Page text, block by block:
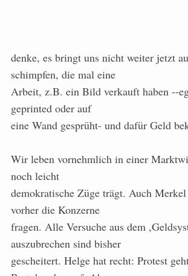
denke, es bringt uns nicht weiter jetzt
schimpfen, die mal eine
Arbeit, z.B. ein Bild verkauft haben --
geprinted oder auf
eine Wand gesprüht- und dafür Geld
Wir leben vornehmlich in einer
noch leicht
demokratische Züge trägt. Auch
vorher die Konzerne
fragen. Alle Versuche aus dem
auszubrechen sind bisher
gescheitert. Helge hat recht: Protest